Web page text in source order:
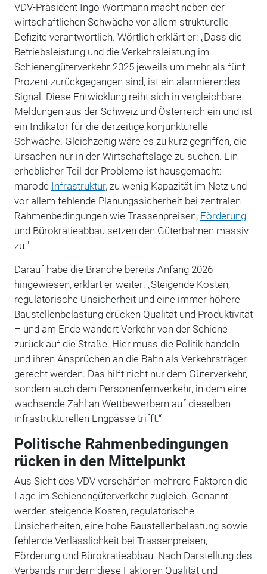
VDV-Präsident Ingo Wortmann macht neben der
wirtschaftlichen Schwäche vor allem strukturelle
Defizite verantwortlich. Wörtlich erklärt er: „Dass die
Betriebsleistung und die Verkehrsleistung im
Schienengüterverkehr 2025 jeweils um mehr als fünf
Prozent zurückgegangen sind, ist ein alarmierendes
Signal. Diese Entwicklung reiht sich in vergleichbare
Meldungen aus der Schweiz und Österreich ein und ist
ein Indikator für die derzeitige konjunkturelle
Schwäche. Gleichzeitig wäre es zu kurz gegriffen, die
Ursachen nur in der Wirtschaftslage zu suchen. Ein
erheblicher Teil der Probleme ist hausgemacht:
marode Infrastruktur, zu wenig Kapazität im Netz und
vor allem fehlende Planungssicherheit bei zentralen
Rahmenbedingungen wie Trassenpreisen, Förderung
und Bürokratieabbau setzen den Güterbahnen massiv
zu."
Darauf habe die Branche bereits Anfang 2026
hingewiesen, erklärt er weiter: „Steigende Kosten,
regulatorische Unsicherheit und eine immer höhere
Baustellenbelastung drücken Qualität und Produktivität
– und am Ende wandert Verkehr von der Schiene
zurück auf die Straße. Hier muss die Politik handeln
und ihren Ansprüchen an die Bahn als Verkehrsträger
gerecht werden. Das hilft nicht nur dem Güterverkehr,
sondern auch dem Personenfernverkehr, in dem eine
wachsende Zahl an Wettbewerbern auf dieselben
infrastrukturellen Engpässe trifft.“
Politische Rahmenbedingungen
rücken in den Mittelpunkt
Aus Sicht des VDV verschärfen mehrere Faktoren die
Lage im Schienengüterverkehr zugleich. Genannt
werden steigende Kosten, regulatorische
Unsicherheiten, eine hohe Baustellenbelastung sowie
fehlende Verlässlichkeit bei Trassenpreisen,
Förderung und Bürokratieabbau. Nach Darstellung des
Verbands mindern diese Faktoren Qualität und